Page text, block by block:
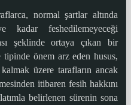
normal şartlar altında
kadar feshedilemeyeceği
şeklinde ortaya çıkan bir
önem arz eden husus,
üzere tarafların ancak
itibaren fesih hakkını
belirlenen sürenin sona